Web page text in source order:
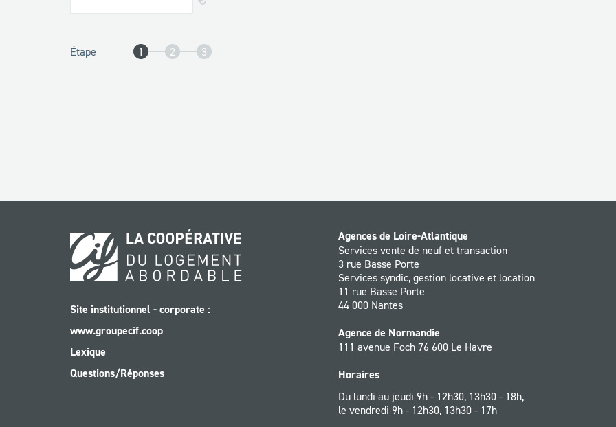
Étape 1 2 3
Site institutionnel - corporate :
www.groupecif.coop
Lexique
Questions/Réponses
Agences de Loire-Atlantique
Services vente de neuf et transaction
3 rue Basse Porte
Services syndic, gestion locative et location
11 rue Basse Porte
44 000 Nantes
Agence de Normandie
111 avenue Foch 76 600 Le Havre
Horaires
Du lundi au jeudi 9h - 12h30, 13h30 - 18h,
le vendredi 9h - 12h30, 13h30 - 17h